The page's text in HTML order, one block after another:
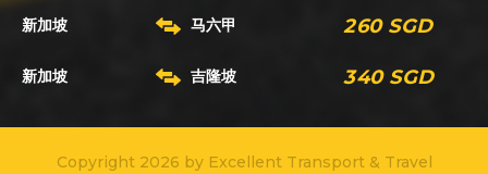
新加坡 马六甲 260 SGD
新加坡 吉隆坡 340 SGD
Copyright 2026 by Excellent Transport & Travel